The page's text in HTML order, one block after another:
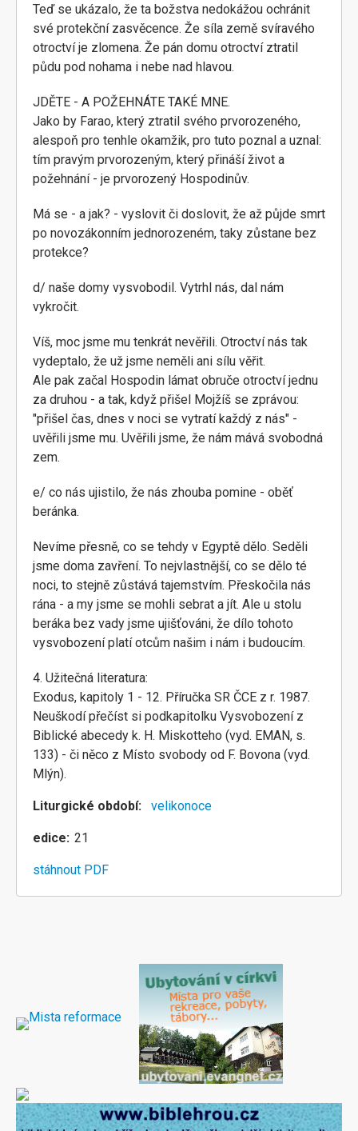
Teď se ukázalo, že ta božstva nedokážou ochránit
své protekční zasvěcence. Že síla země svíravého
otroctví je zlomena. Že pán domu otroctví ztratil
půdu pod nohama i nebe nad hlavou.
JDĚTE - A POŽEHNÁTE TAKÉ MNE.
Jako by Farao, který ztratil svého prvorozeného,
alespoň pro tenhle okamžik, pro tuto poznal a uznal:
tím pravým prvorozeným, který přináší život a
požehnání - je prvorozený Hospodinův.
Má se - a jak? - vyslovit či doslovit, že až půjde smrt
po novozákonním jednorozeném, taky zůstane bez
protekce?
d/ naše domy vysvobodil. Vytrhl nás, dal nám
vykročit.
Víš, moc jsme mu tenkrát nevěřili. Otroctví nás tak
vydeptalo, že už jsme neměli ani sílu věřit.
Ale pak začal Hospodin lámat obruče otroctví jednu
za druhou - a tak, když přišel Mojžíš se zprávou:
"přišel čas, dnes v noci se vytratí každý z nás" -
uvěřili jsme mu. Uvěřili jsme, že nám mává svobodná
zem.
e/ co nás ujistilo, že nás zhouba pomine - oběť
beránka.
Nevíme přesně, co se tehdy v Egyptě dělo. Seděli
jsme doma zavření. To nejvlastnější, co se dělo té
noci, to stejně zůstává tajemstvím. Přeskočila nás
rána - a my jsme se mohli sebrat a jít. Ale u stolu
beráka bez vady jsme ujišťováni, že dílo tohoto
vysvobození platí otcům našim i nám i budoucím.
4. Užitečná literatura:
Exodus, kapitoly 1 - 12. Příručka SR ČCE z r. 1987.
Neuškodí přečíst si podkapitolku Vysvobození z
Biblické abecedy k. H. Miskotteho (vyd. EMAN, s.
133) - či něco z Místo svobody od F. Bovona (vyd.
Mlýn).
Liturgické období velikonoce
edice 21
stáhnout PDF